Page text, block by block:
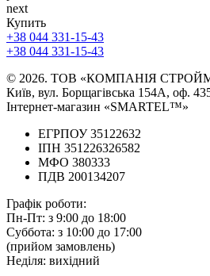
next
Купить
+38 044 331-15-43
+38 044 331-15-43
© 2026. ТОВ «КОМПАНІЯ
Київ, вул. Борщагівська 154А, оф.
Інтернет-магазин «SMARTEL™»
ЕГРПОУ 35122632
ІПН 351226326582
МФО 380333
ПДВ 200134207
Графік роботи:
Пн-Пт: з 9:00 до 18:00
Суббота: з 10:00 до 17:00
(прийом замовлень)
Неділя: вихідний